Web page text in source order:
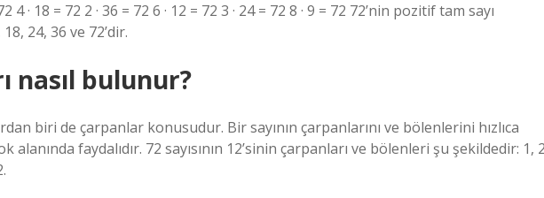
4 · 18 = 72 2 · 36 = 72 6 · 12 = 72 3 · 24 = 72 8 · 9 = 72 72’nin pozitif tam sayı
24, 36 ve 72’dir.
nasıl bulunur?
biri de çarpanlar konusudur. Bir sayının çarpanlarını ve bölenlerini hızlıca
faydalıdır. 72 sayısının 12’sinin çarpanları ve bölenleri şu şekildedir: 1,